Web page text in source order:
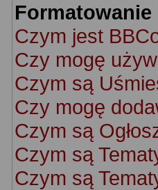
Formatowanie
Czym jest
Czy mogę
Czym są
Czy mogę
Czym są
Czym są
Czym są